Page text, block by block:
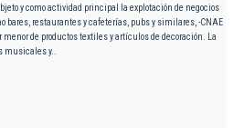
y como actividad principal la explotación de negocios
bares, restaurantes y cafeterías, pubs y similares, -CNAE
menor de productos textiles y artículos de decoración. La
musicales y..